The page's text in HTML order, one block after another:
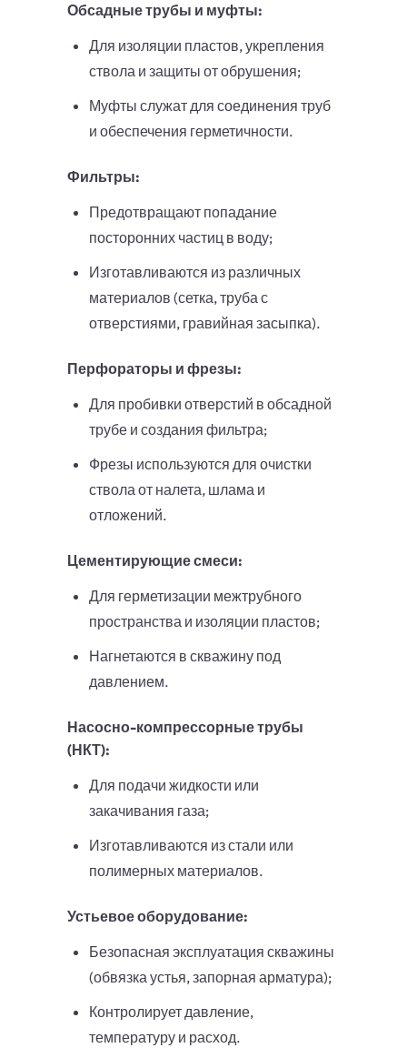
Обсадные трубы и муфты:
Для изоляции пластов, укрепления
ствола и защиты от обрушения;
Муфты служат для соединения труб
и обеспечения герметичности.
Фильтры:
Предотвращают попадание
посторонних частиц в воду;
Изготавливаются из различных
материалов (сетка, труба с
отверстиями, гравийная засыпка).
Перфораторы и фрезы:
Для пробивки отверстий в обсадной
трубе и создания фильтра;
Фрезы используются для очистки
ствола от налета, шлама и
отложений.
Цементирующие смеси:
Для герметизации межтрубного
пространства и изоляции пластов;
Нагнетаются в скважину под
давлением.
Насосно-компрессорные трубы
(НКТ):
Для подачи жидкости или
закачивания газа;
Изготавливаются из стали или
полимерных материалов.
Устьевое оборудование:
Безопасная эксплуатация скважины
(обвязка устья, запорная арматура);
Контролирует давление,
температуру и расход.